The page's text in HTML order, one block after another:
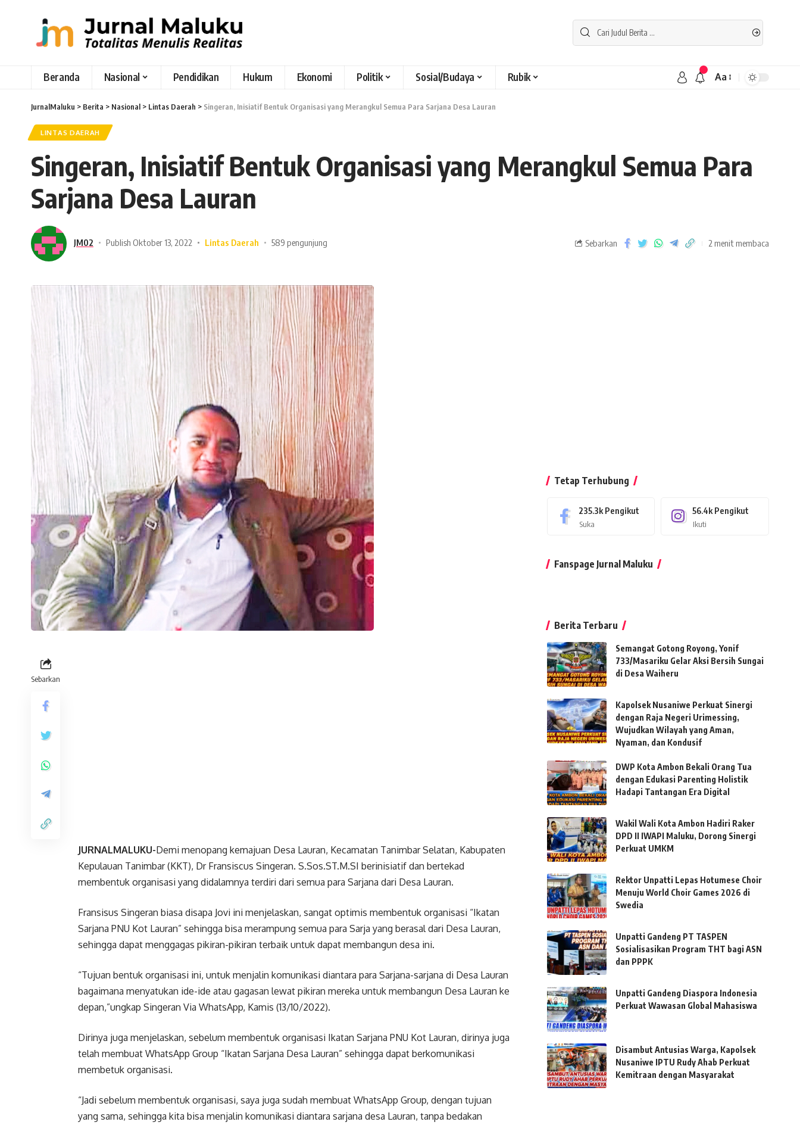
Beranda Nasional Pendidikan Hukum Ekonomi Politik Sosial/Budaya Rubik Aa
JurnalMaluku > Berita > Nasional > Lintas Daerah > Singeran, Inisiatif Bentuk Organisasi yang Merangkul Semua Para Sarjana Desa Lauran
LINTAS DAERAH
Singeran, Inisiatif Bentuk Organisasi yang Merangkul Semua Para
Sarjana Desa Lauran
JM02 Publish Oktober 13, 2022 Lintas Daerah 589 pengunjung Sebarkan 2 menit membaca
Sebarkan
JURNALMALUKU-Demi menopang kemajuan Desa Lauran, Kecamatan Tanimbar Selatan, Kabupaten
Kepulauan Tanimbar (KKT), Dr Fransiscus Singeran. S.Sos.ST.M.SI berinisiatif dan bertekad
membentuk organisasi yang didalamnya terdiri dari semua para Sarjana dari Desa Lauran.
Fransisus Singeran biasa disapa Jovi ini menjelaskan, sangat optimis membentuk organisasi “Ikatan
Sarjana PNU Kot Lauran” sehingga bisa merampung semua para Sarja yang berasal dari Desa Lauran,
sehingga dapat menggagas pikiran-pikiran terbaik untuk dapat membangun desa ini.
“Tujuan bentuk organisasi ini, untuk menjalin komunikasi diantara para Sarjana-sarjana di Desa Lauran
bagaimana menyatukan ide-ide atau gagasan lewat pikiran mereka untuk membangun Desa Lauran ke
depan,”ungkap Singeran Via WhatsApp, Kamis (13/10/2022).
Dirinya juga menjelaskan, sebelum membentuk organisasi Ikatan Sarjana PNU Kot Lauran, dirinya juga
telah membuat WhatsApp Group “Ikatan Sarjana Desa Lauran” sehingga dapat berkomunikasi
membetuk organisasi.
“Jadi sebelum membentuk organisasi, saya juga sudah membuat WhatsApp Group, dengan tujuan
yang sama, sehingga kita bisa menjalin komunikasi diantara sarjana desa Lauran, tanpa bedakan
Tetap Terhubung
235.3k Pengikut
Suka
56.4k Pengikut
Ikuti
Fanspage Jurnal Maluku
Berita Terbaru
Semangat Gotong Royong, Yonif
733/Masariku Gelar Aksi Bersih Sungai
di Desa Waiheru
Kapolsek Nusaniwe Perkuat Sinergi
dengan Raja Negeri Urimessing,
Wujudkan Wilayah yang Aman,
Nyaman, dan Kondusif
DWP Kota Ambon Bekali Orang Tua
dengan Edukasi Parenting Holistik
Hadapi Tantangan Era Digital
Wakil Wali Kota Ambon Hadiri Raker
DPD II IWAPI Maluku, Dorong Sinergi
Perkuat UMKM
Rektor Unpatti Lepas Hotumese Choir
Menuju World Choir Games 2026 di
Swedia
Unpatti Gandeng PT TASPEN
Sosialisasikan Program THT bagi ASN
dan PPPK
Unpatti Gandeng Diaspora Indonesia
Perkuat Wawasan Global Mahasiswa
Disambut Antusias Warga, Kapolsek
Nusaniwe IPTU Rudy Ahab Perkuat
Kemitraan dengan Masyarakat